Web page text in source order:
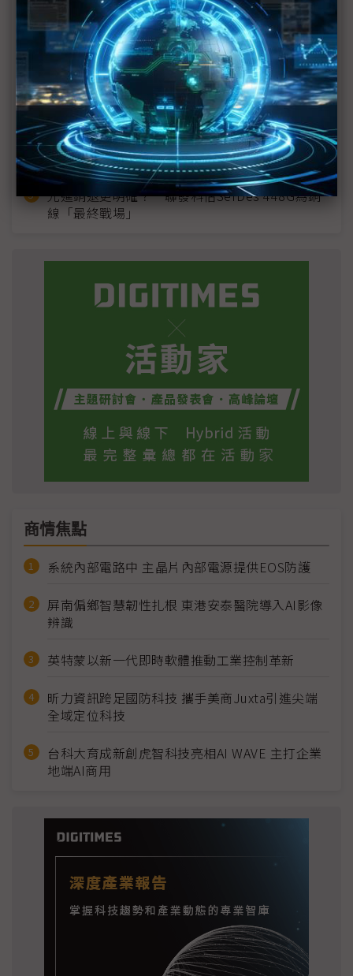
2027全年記憶體產能提前售罄 買家「祕而不
宣」只怕買不夠
英特爾EMIB良率達標 聯發科第2代ASIC產品
2028準時量產
SpaceX晶片採購大轉向 Elon Musk捨超微全面
採用NVIDIA
光進銅退更明確？ 聯發科估SerDes 448G為銅
線「最終戰場」
商情焦點
系統內部電路中 主晶片內部電源提供EOS防護
屏南偏鄉智慧韌性扎根 東港安泰醫院導入AI影像
辨識
英特蒙以新一代即時軟體推動工業控制革新
昕力資訊跨足國防科技 攜手美商Juxta引進尖端
全域定位科技
台科大育成新創虎智科技亮相AI WAVE 主打企業
地端AI商用